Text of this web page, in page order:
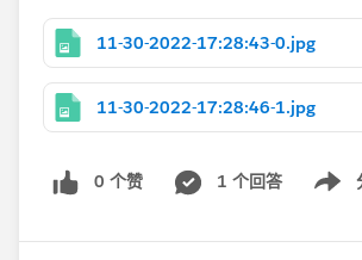
11-30-2022-17:28:43-0.jpg
11-30-2022-17:28:46-1.jpg
0 个赞 1 个回答
Show